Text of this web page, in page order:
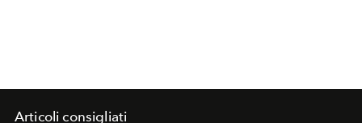
Articoli consigliati